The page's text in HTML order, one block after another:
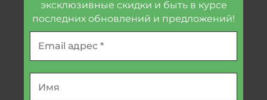
эксклюзивные скидки и быть в курсе
последних обновлений и предложений!
Email
адрес
*
Имя